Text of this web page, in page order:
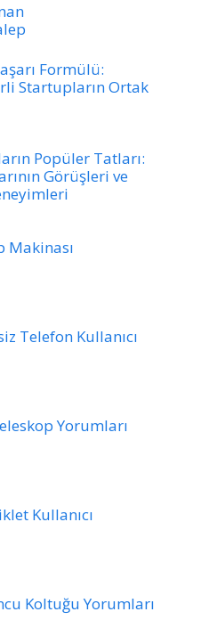
Formülü:
Startupların Ortak
Popüler Tatları:
Görüşleri ve
Makinası
Telefon Kullanıcı
Yorumları
Kullanıcı
Koltuğu Yorumları